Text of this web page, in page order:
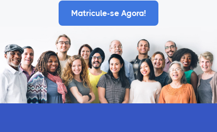
Matricule-se Agora!